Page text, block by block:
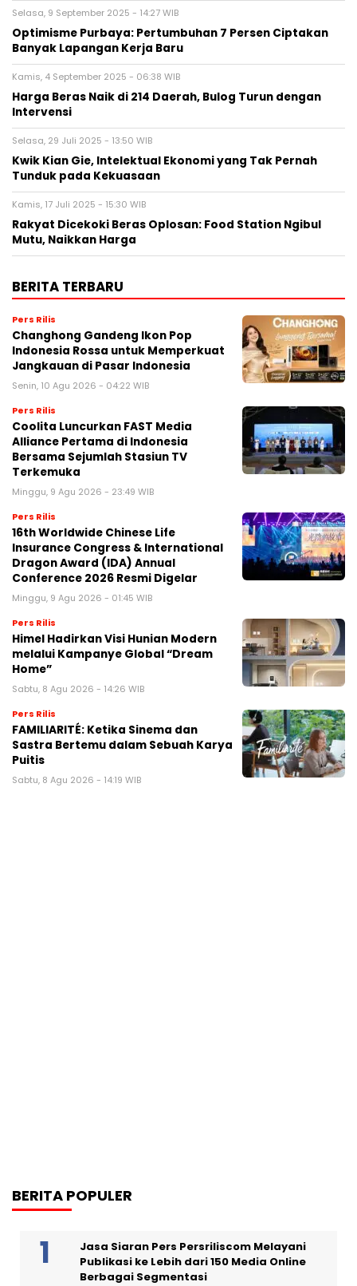
Selasa, 9 September 2025 - 14:27 WIB
Optimisme Purbaya: Pertumbuhan 7 Persen Ciptakan
Banyak Lapangan Kerja Baru
Kamis, 4 September 2025 - 06:38 WIB
Harga Beras Naik di 214 Daerah, Bulog Turun dengan
Intervensi
Selasa, 29 Juli 2025 - 13:50 WIB
Kwik Kian Gie, Intelektual Ekonomi yang Tak Pernah
Tunduk pada Kekuasaan
Kamis, 17 Juli 2025 - 15:30 WIB
Rakyat Dicekoki Beras Oplosan: Food Station Ngibul
Mutu, Naikkan Harga
BERITA TERBARU
Pers Rilis
Changhong Gandeng Ikon Pop
Indonesia Rossa untuk Memperkuat
Jangkauan di Pasar Indonesia
Senin, 10 Agu 2026 - 04:22 WIB
Pers Rilis
Coolita Luncurkan FAST Media
Alliance Pertama di Indonesia
Bersama Sejumlah Stasiun TV
Terkemuka
Minggu, 9 Agu 2026 - 23:49 WIB
Pers Rilis
16th Worldwide Chinese Life
Insurance Congress & International
Dragon Award (IDA) Annual
Conference 2026 Resmi Digelar
Minggu, 9 Agu 2026 - 01:45 WIB
Pers Rilis
Himel Hadirkan Visi Hunian Modern
melalui Kampanye Global “Dream
Home”
Sabtu, 8 Agu 2026 - 14:26 WIB
Pers Rilis
FAMILIARITÉ: Ketika Sinema dan
Sastra Bertemu dalam Sebuah Karya
Puitis
Sabtu, 8 Agu 2026 - 14:19 WIB
BERITA POPULER
Jasa Siaran Pers Persriliscom Melayani
Publikasi ke Lebih dari 150 Media Online
Berbagai Segmentasi